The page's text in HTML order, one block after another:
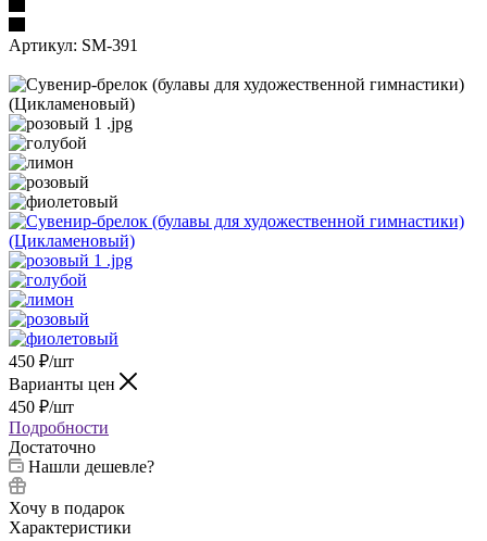
Артикул: SM-391
450 ₽/шт
Варианты цен
450 ₽/шт
Подробности
Достаточно
Нашли дешевле?
Хочу в подарок
Характеристики